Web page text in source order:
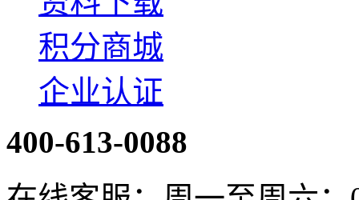
积分商城
企业认证
400-613-0088